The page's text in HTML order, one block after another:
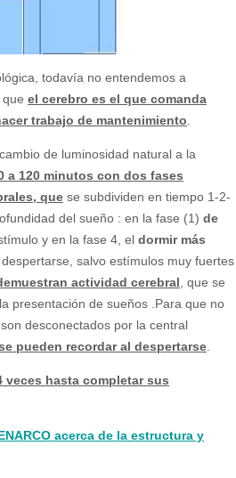
todavía no entendemos a
el cerebro es el que comanda
trabajo de mantenimiento
de luminosidad natural a la
a 120 minutos con dos fases
que se subdividen en tiempo 1-2-
del sueño : en la fase (1) de
y en la fase 4, el dormir más
salvo estímulos muy fuertes
actividad cerebral , que se
presentación de sueños .Para que no
desconectados por la central
pueden recordar al despertarse
hasta completar sus
acerca de la estructura y